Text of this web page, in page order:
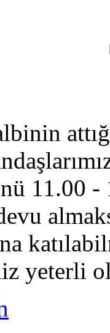
11.00 -
yeterli